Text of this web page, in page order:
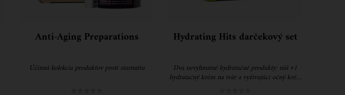
Anti-Aging Preparations
Účinná kolekcia produktov proti starnutiu
Hydrating Hits darčekový set
Dva nevyhnutné hydratačné produkty: náš #1
hydratačný krém na tvár a vyživujúci očný krém